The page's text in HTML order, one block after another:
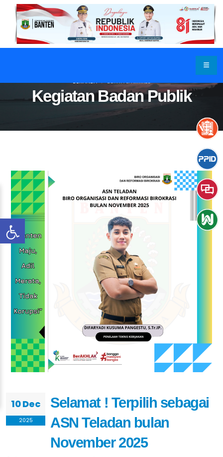
Kegiatan Badan Publik
BERANDA BERITA & ARTIKEL
10 Dec
2025
Selamat ! Terpilih sebagai
ASN Teladan bulan
November 2025